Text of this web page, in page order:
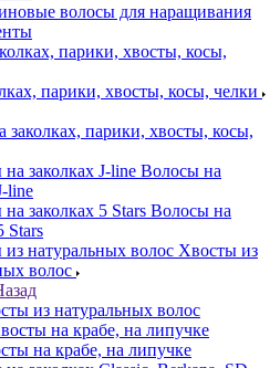
волосы для наращивания
парики, хвосты, косы, челки
заколках, парики, хвосты, косы,
Волосы на
line
Волосы на
Stars
Хвосты из
волос
из натуральных волос
на крабе, на липучке